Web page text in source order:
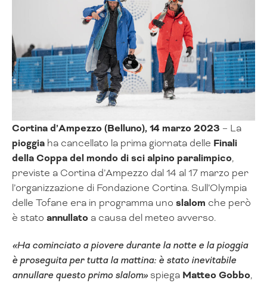
Cortina d’Ampezzo (Belluno), 14 marzo 2023 – La
pioggia ha cancellato la prima giornata delle Finali
della Coppa del mondo di sci alpino paralimpico,
previste a Cortina d’Ampezzo dal 14 al 17 marzo per
l’organizzazione di Fondazione Cortina. Sull’Olympia
delle Tofane era in programma uno slalom che però
è stato annullato a causa del meteo avverso.
«Ha cominciato a piovere durante la notte e la pioggia
è proseguita per tutta la mattina: è stato inevitabile
annullare questo primo slalom»spiega Matteo Gobbo,